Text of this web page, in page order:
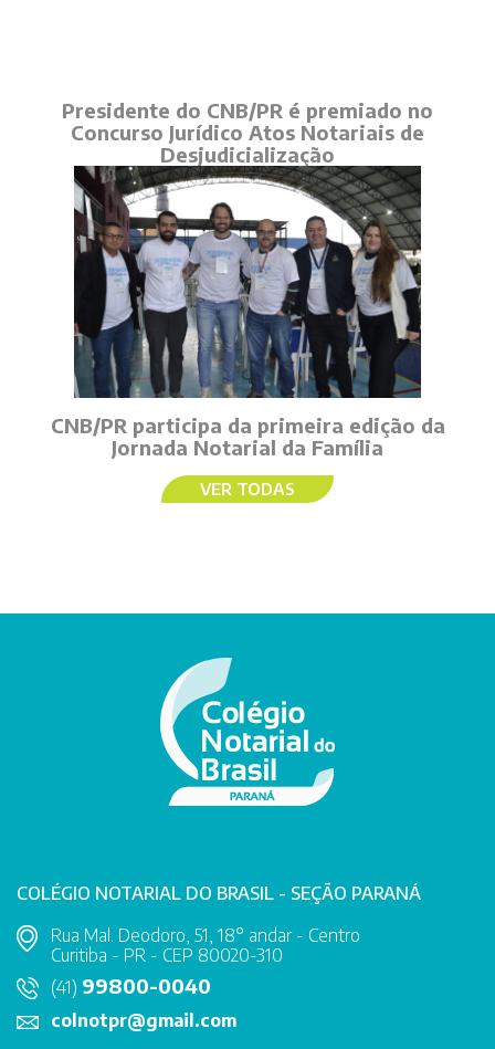
Presidente do CNB/PR é premiado no
Concurso Jurídico Atos Notariais de
Desjudicialização
CNB/PR participa da primeira edição da
Jornada Notarial da Família
VER TODAS
COLÉGIO NOTARIAL DO BRASIL - SEÇÃO PARANÁ
Rua Mal. Deodoro, 51, 18° andar - Centro
Curitiba - PR - CEP 80020-310
(41) 99800-0040
colnotpr@gmail.com